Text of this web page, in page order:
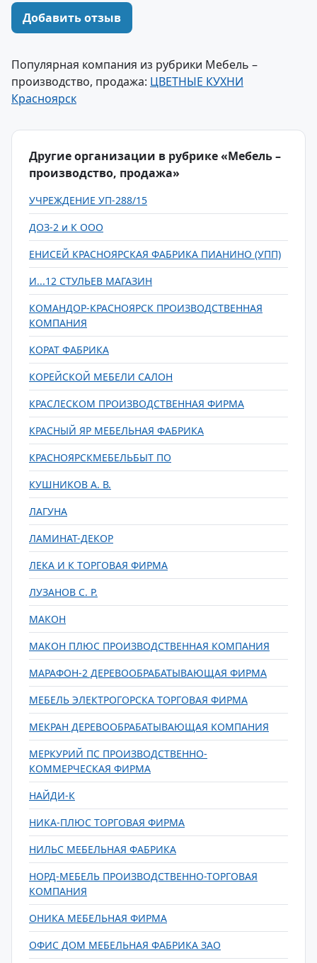
Добавить отзыв
Популярная компания из рубрики Мебель –
производство, продажа: ЦВЕТНЫЕ КУХНИ
Красноярск
Другие организации в рубрике «Мебель –
производство, продажа»
УЧРЕЖДЕНИЕ УП-288/15
ДОЗ-2 и К ООО
ЕНИСЕЙ КРАСНОЯРСКАЯ ФАБРИКА ПИАНИНО (УПП)
И...12 СТУЛЬЕВ МАГАЗИН
КОМАНДОР-КРАСНОЯРСК ПРОИЗВОДСТВЕННАЯ
КОМПАНИЯ
КОРАТ ФАБРИКА
КОРЕЙСКОЙ МЕБЕЛИ САЛОН
КРАСЛЕСКОМ ПРОИЗВОДСТВЕННАЯ ФИРМА
КРАСНЫЙ ЯР МЕБЕЛЬНАЯ ФАБРИКА
КРАСНОЯРСКМЕБЕЛЬБЫТ ПО
КУШНИКОВ А. В.
ЛАГУНА
ЛАМИНАТ-ДЕКОР
ЛЕКА И К ТОРГОВАЯ ФИРМА
ЛУЗАНОВ С. Р.
МАКОН
МАКОН ПЛЮС ПРОИЗВОДСТВЕННАЯ КОМПАНИЯ
МАРАФОН-2 ДЕРЕВООБРАБАТЫВАЮЩАЯ ФИРМА
МЕБЕЛЬ ЭЛЕКТРОГОРСКА ТОРГОВАЯ ФИРМА
МЕКРАН ДЕРЕВООБРАБАТЫВАЮЩАЯ КОМПАНИЯ
МЕРКУРИЙ ПС ПРОИЗВОДСТВЕННО-
КОММЕРЧЕСКАЯ ФИРМА
НАЙДИ-К
НИКА-ПЛЮС ТОРГОВАЯ ФИРМА
НИЛЬС МЕБЕЛЬНАЯ ФАБРИКА
НОРД-МЕБЕЛЬ ПРОИЗВОДСТВЕННО-ТОРГОВАЯ
КОМПАНИЯ
ОНИКА МЕБЕЛЬНАЯ ФИРМА
ОФИС ДОМ МЕБЕЛЬНАЯ ФАБРИКА ЗАО